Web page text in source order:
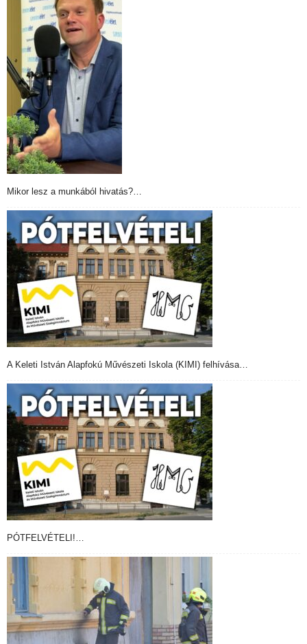
Mikor lesz a munkából hivatás?…
A Keleti István Alapfokú Művészeti Iskola (KIMI) felhívása…
PÓTFELVÉTELI!…